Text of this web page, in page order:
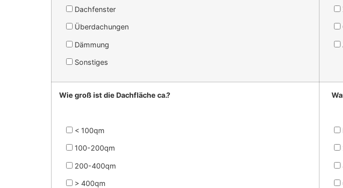
Dachfenster
Überdachungen
Dämmung
Sonstiges
Wie groß ist die Dachfläche ca.?
< 100qm
100-200qm
200-400qm
> 400qm